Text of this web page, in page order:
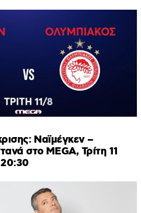
Ναϊμέγκεν –
στο MEGA, Τρίτη 11